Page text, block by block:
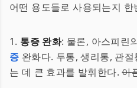
어떤 용도들로 사용되는지
1. 통증 완화: 물론, 아스피린
증 완화다. 두통, 생리통, 관
는 데 큰 효과를 발휘한다.아